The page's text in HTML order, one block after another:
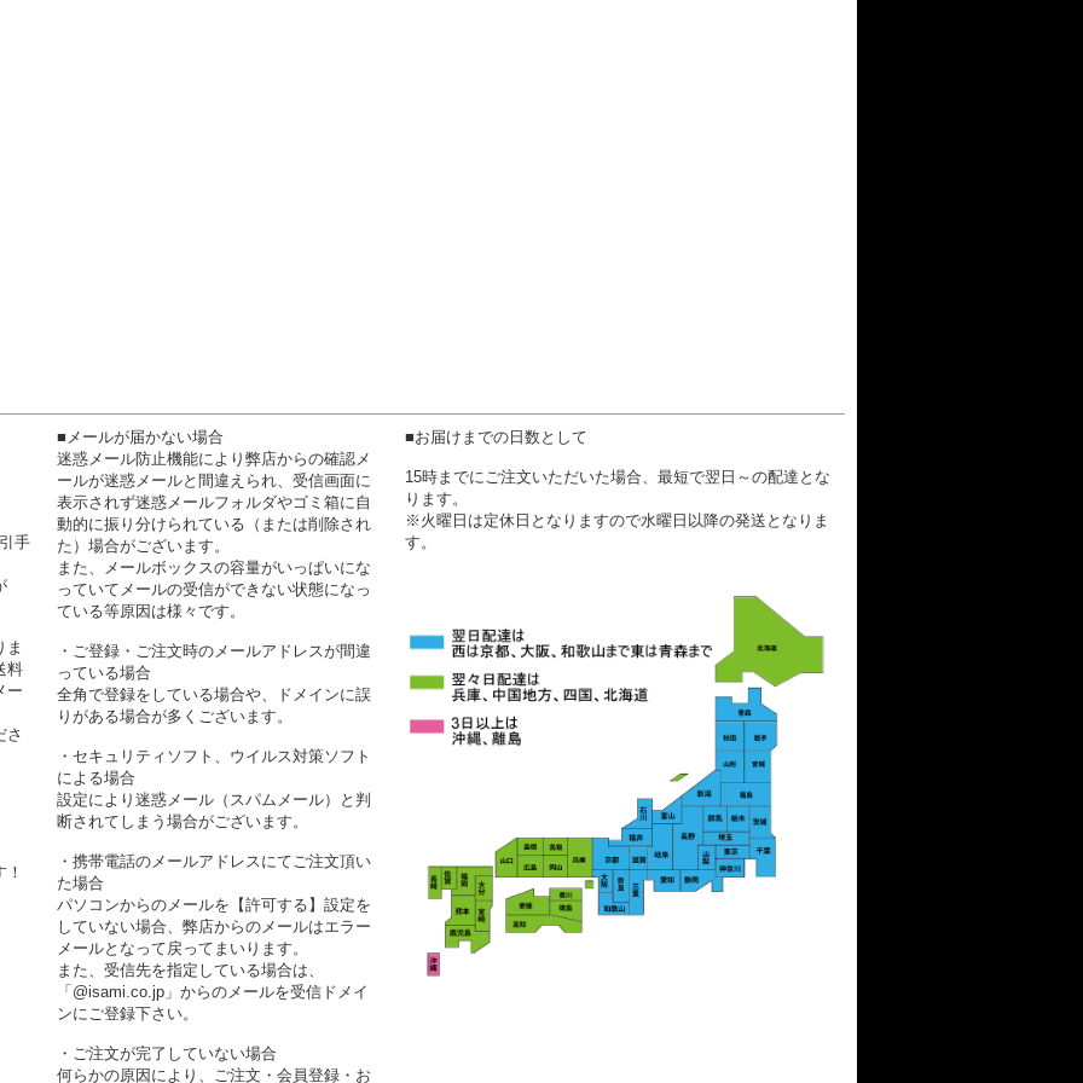
手
ま
料
ー
さ
■メールが届かない場合
迷惑メール防止機能により弊店からの確認メ
ールが迷惑メールと間違えられ、受信画面に
表示されず迷惑メールフォルダやゴミ箱に自
動的に振り分けられている（または削除され
た）場合がございます。
また、メールボックスの容量がいっぱいにな
っていてメールの受信ができない状態になっ
ている等原因は様々です。
・ご登録・ご注文時のメールアドレスが間違
っている場合
全角で登録をしている場合や、ドメインに誤
りがある場合が多くございます。
・セキュリティソフト、ウイルス対策ソフト
による場合
設定により迷惑メール（スパムメール）と判
断されてしまう場合がございます。
・携帯電話のメールアドレスにてご注文頂い
た場合
パソコンからのメールを【許可する】設定を
していない場合、弊店からのメールはエラー
メールとなって戻ってまいります。
また、受信先を指定している場合は、
「@isami.co.jp」からのメールを受信ドメイ
ンにご登録下さい。
・ご注文が完了していない場合
何らかの原因により、ご注文・会員登録・お
■お届けまでの日数として
15時までにご注文いただいた場合、最短で翌日～の配達とな
ります。
※火曜日は定休日となりますので水曜日以降の発送となりま
す。